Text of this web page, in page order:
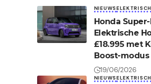
NIEUWSELEKTRISCH
Honda
Elektrische
£18.995 met
Boost-modus
19/06/2026
NIEUWSELEKTRISCH